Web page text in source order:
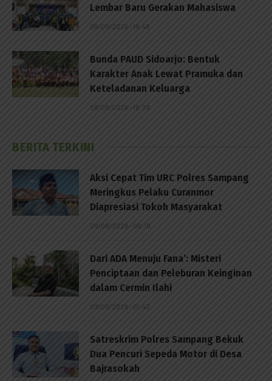
Lembar Baru Gerakan Mahasiswa
08/08/2026 - 18:48
Bunda PAUD Sidoarjo: Bentuk
Karakter Anak Lewat Pramuka dan
Keteladanan Keluarga
08/08/2026 - 18:39
BERITA TERKINI
Aksi Cepat Tim URC Polres Sampang
Meringkus Pelaku Curanmor
Diapresiasi Tokoh Masyarakat
09/08/2026 - 08:18
Dari ADA Menuju Fana’: Misteri
Penciptaan dan Peleburan Keinginan
dalam Cermin Ilahi
09/08/2026 - 01:42
Satreskrim Polres Sampang Bekuk
Dua Pencuri Sepeda Motor di Desa
Bajrasokah